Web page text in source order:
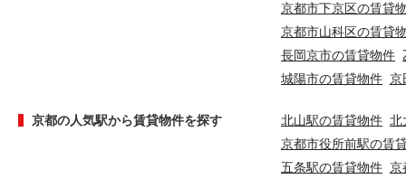
京都市下京区の賃貸
京都市山科区の賃貸
長岡京市の賃貸物件
城陽市の賃貸物件 京
京都の人気駅から賃貸物件を探す 北山駅の賃貸物件 北
京都市役所前駅の賃
五条駅の賃貸物件 京